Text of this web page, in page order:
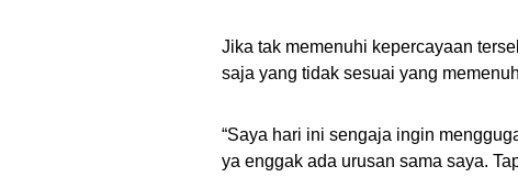
Jika tak memenuhi kepercayaan
saja yang tidak sesuai yang
“Saya hari ini sengaja ingin
ya enggak ada urusan sama saya.